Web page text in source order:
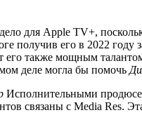
для Apple TV+,
получив его в 2022 году
его также мощным
деле могла бы помочь
Исполнительными
связаны с Media Res.